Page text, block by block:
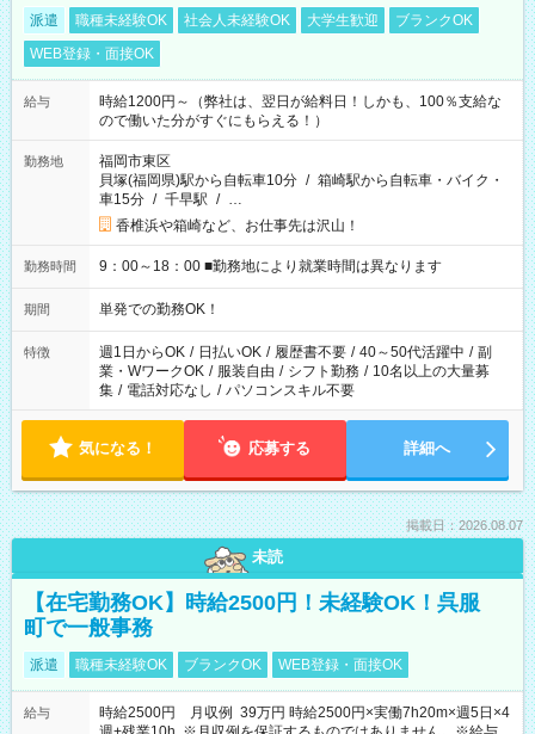
派遣 職種未経験OK 社会人未経験OK 大学生歓迎
ブランクOK
WEB登録・面接OK
給与
時給1200円～（弊社は、翌日が給料日！しかも、100％支給な
ので働いた分がすぐにもらえる！）
勤務地
福岡市東区
貝塚(福岡県)駅から自転車10分 / 箱崎駅から自転車・バイク・
車15分 / 千早駅 / …
香椎浜や箱崎など、お仕事先は沢山！
勤務時間 9：00～18：00 ■勤務地により就業時間は異なります
期間 単発での勤務OK！
特徴 週1日からOK / 日払いOK / 履歴書不要 / 40～50代活躍中 / 副
業・WワークOK / 服装自由 / シフト勤務 / 10名以上の大量募
集 / 電話対応なし / パソコンスキル不要
気になる！ 応募する 詳細へ
掲載日：2026.08.07
未読
【在宅勤務OK】時給2500円！未経験OK！呉服
町で一般事務
派遣 職種未経験OK ブランクOK WEB登録・面接OK
給与
時給2500円 月収例 39万円 時給2500円×実働7h20m×週5日×4